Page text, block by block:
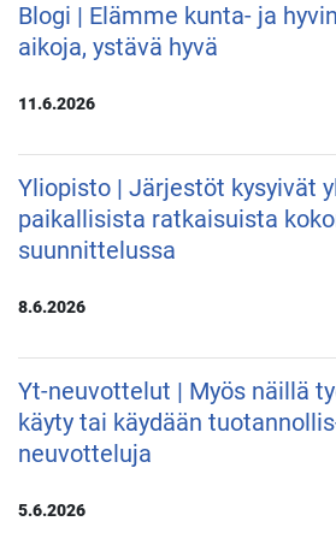
Blogi | Elämme kunta- ja
aikoja, ystävä hyvä
11.6.2026
Yliopisto | Järjestöt kysyivät
paikallisista ratkaisuista
suunnittelussa
8.6.2026
Yt-neuvottelut | Myös näillä
käyty tai käydään
neuvotteluja
5.6.2026